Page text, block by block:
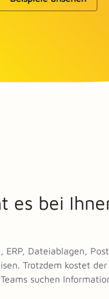
es bei
Dateiablagen,
Trotzdem kostet
suchen